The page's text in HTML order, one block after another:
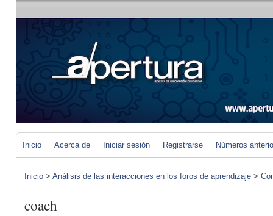
Inicio Acerca de Iniciar sesión Registrarse Números
Inicio > Análisis de las interacciones en los foros de aprendizaje >
coach